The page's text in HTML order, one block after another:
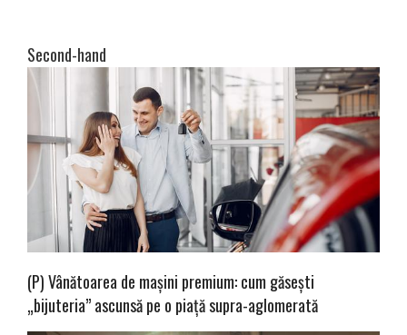
Second-hand
(P) Vânătoarea de mașini premium: cum găsești
„bijuteria” ascunsă pe o piață supra-aglomerată